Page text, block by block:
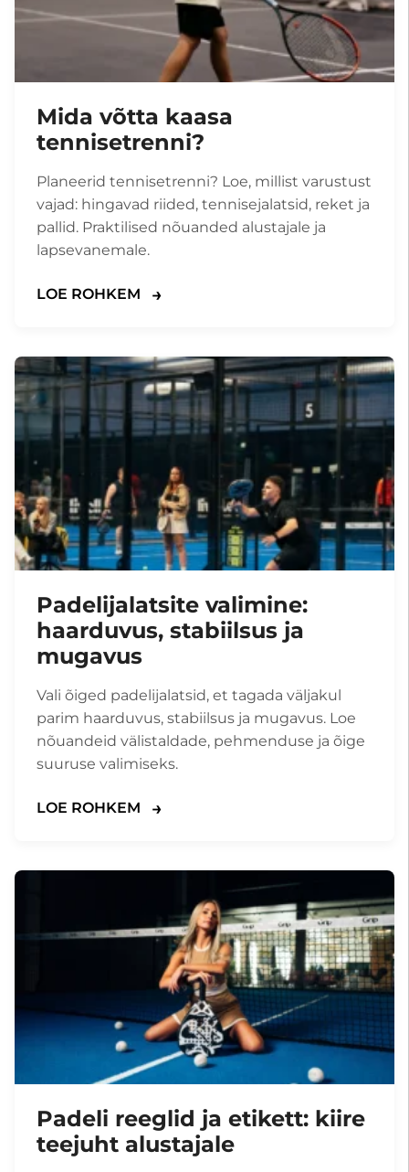
Mida võtta kaasa
tennisetrenni?
Planeerid tennisetrenni? Loe, millist varustust
vajad: hingavad riided, tennisejalatsid, reket ja
pallid. Praktilised nõuanded alustajale ja
lapsevanemale.
LOE ROHKEM
Padelijalatsite valimine:
haarduvus, stabiilsus ja
mugavus
Vali õiged padelijalatsid, et tagada väljakul
parim haarduvus, stabiilsus ja mugavus. Loe
nõuandeid välistaldade, pehmenduse ja õige
suuruse valimiseks.
LOE ROHKEM
Padeli reeglid ja etikett: kiire
teejuht alustajale